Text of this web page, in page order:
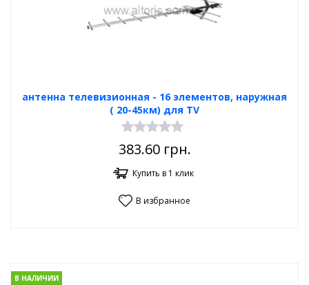
антенна телевизионная - 16 элементов, наружная
( 20-45км) для TV
383.60грн.
Купить в 1 клик
В избранное
В НАЛИЧИИ